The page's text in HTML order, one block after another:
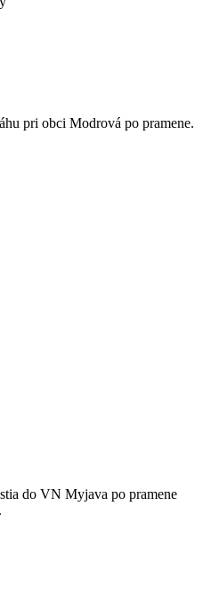
pri obci Modrová po pramene.
do VN Myjava po pramene